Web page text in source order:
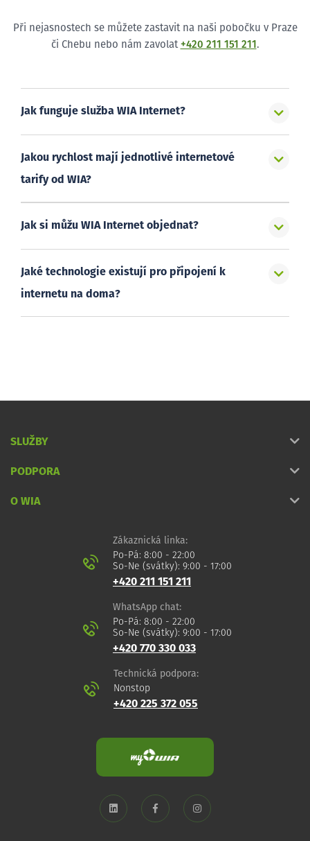
Při nejasnostech se můžete zastavit na naši pobočku v Praze
či Chebu nebo nám zavolat +420 211 151 211 .
Jak funguje služba WIA Internet?
Jakou rychlost mají jednotlivé internetové
tarify od WIA?
Jak si můžu WIA Internet objednat?
Jaké technologie existují pro připojení k
internetu na doma?
SLUŽBY
PODPORA
O WIA
Zákaznická linka:
Po-Pá: 8:00 - 22:00
So-Ne (svátky): 9:00 - 17:00
+420 211 151 211
WhatsApp chat:
Po-Pá: 8:00 - 22:00
So-Ne (svátky): 9:00 - 17:00
+420 770 330 033
Technická podpora:
Nonstop
+420 225 372 055